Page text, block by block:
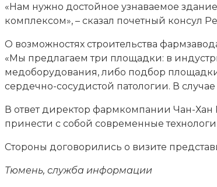
«Нам нужно достойное узнаваемое
комплексом», – сказал почетный консул
О возможностях строительства
«Мы предлагаем три площадки: в
медоборудования, либо подбор площадки
сердечно-сосудистой патологии. В
В ответ директор фармкомпании Чан-
принести с собой современные
Стороны договорились о визите
Тюмень, служба информации